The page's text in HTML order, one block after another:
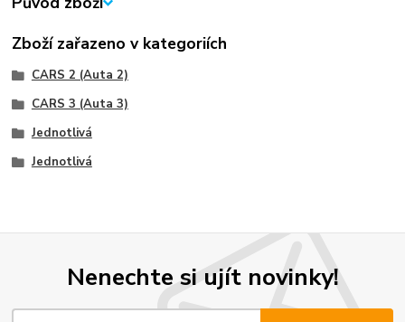
Zboží zařazeno v kategoriích
CARS 2 (Auta 2)
CARS 3 (Auta 3)
Jednotlivá
Jednotlivá
Nenechte si ujít novinky!